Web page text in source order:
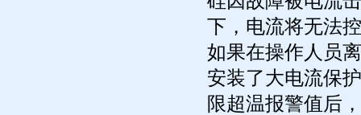
下，电流将无法
如果在操作人员
安装了大电流保
限超温报警值后